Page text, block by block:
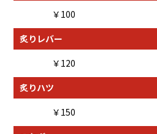
￥100
炙りレバー
￥120
炙りハツ
￥150